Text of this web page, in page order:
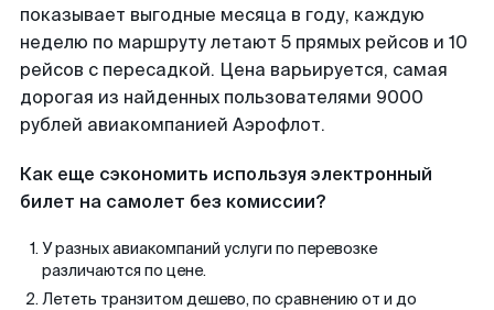
показывает выгодные месяца в году, каждую
неделю по маршруту летают 5 прямых рейсов и 10
рейсов с пересадкой. Цена варьируется, самая
дорогая из найденных пользователями 9000
рублей авиакомпанией Аэрофлот.
Как еще сэкономить используя электронный
билет на самолет без комиссии?
У разных авиакомпаний услуги по перевозке
различаются по цене.
Лететь транзитом дешево, по сравнению от и до